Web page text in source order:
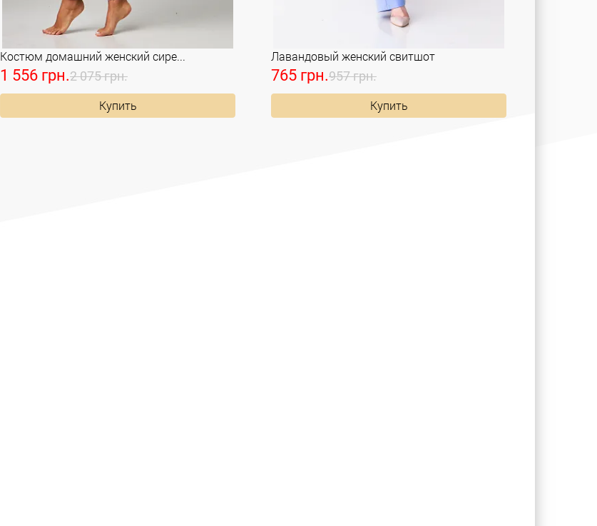
Костюм домашний женский сире...
1 556 грн.2 075 грн.
Купить
Лавандовый женский свитшот
765 грн.957 грн.
Купить